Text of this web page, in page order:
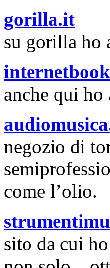
gorilla.it
su gorilla ho
anche qui
negozio di
come l’olio.
sito da cui